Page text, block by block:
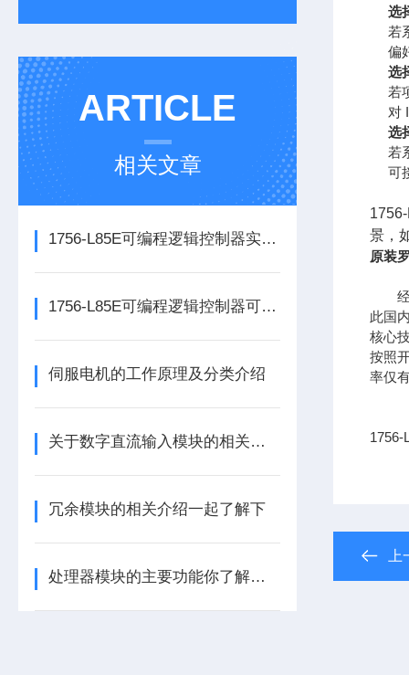
ARTICLE
相关文章
1756-L85E可编程逻辑控制器实操应用常见问题分析及解决方法探讨
1756-L85E可编程逻辑控制器可满足多行业自动化精准控制需求
伺服电机的工作原理及分类介绍
关于数字直流输入模块的相关介绍
冗余模块的相关介绍一起了解下
处理器模块的主要功能你了解多少呢
选
若
偏
选
若
对
选
若
可
景，
原装
经过
此国
核心
按照
率仅
1756-